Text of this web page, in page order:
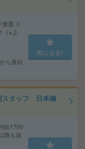
遇 ス
（※上
ら直結
気になる!
スタッフ 日本橋
給1700
降も延